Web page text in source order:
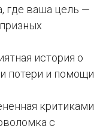
где ваша цель —
история о
потери и помощи
критиками
с